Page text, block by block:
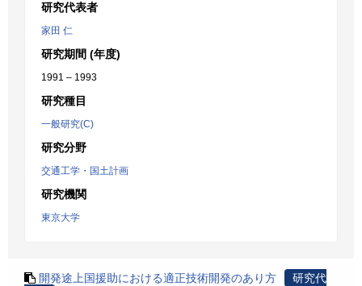
研究代表者
家田 仁
研究期間 (年度)
1991 – 1993
研究種目
一般研究(C)
研究分野
交通工学・国土計画
研究機関
東京大学
開発途上国援助における適正技術開発のあり方
研究代